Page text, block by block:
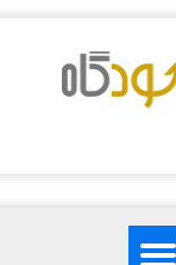
حساب کاربری من
تغییر گذر واژه